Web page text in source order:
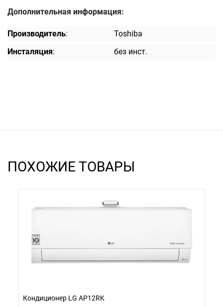
Дополнительная информация:
Производитель:
Toshiba
Инсталяция: без инст.
ПОХОЖИЕ ТОВАРЫ
Кондиционер LG AP12RK